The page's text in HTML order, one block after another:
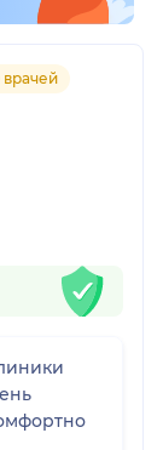
врачей